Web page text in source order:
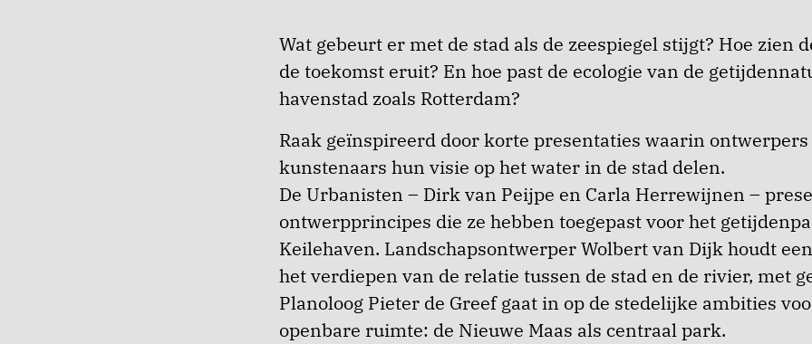
Wat gebeurt er met de stad als de zeespiegel stijgt? Hoe zien
de toekomst eruit? En hoe past de ecologie van de
havenstad zoals Rotterdam?
Raak geïnspireerd door korte presentaties waarin
kunstenaars hun visie op het water in de stad delen.
De Urbanisten – Dirk van Peijpe en Carla Herrewijnen –
ontwerpprincipes die ze hebben toegepast voor het
Keilehaven. Landschapsontwerper Wolbert van Dijk houdt
het verdiepen van de relatie tussen de stad en de rivier, met
Planoloog Pieter de Greef gaat in op de stedelijke ambities
openbare ruimte: de Nieuwe Maas als centraal park.